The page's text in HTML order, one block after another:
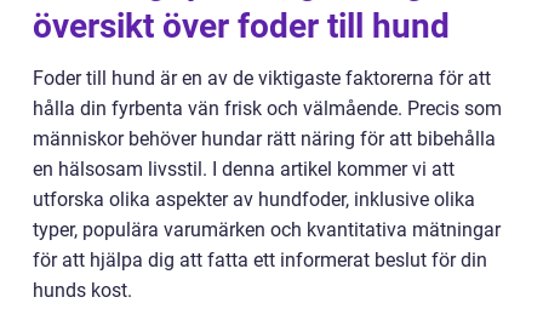
översikt över foder till hund
Foder till hund är en av de viktigaste faktorerna för att
hålla din fyrbenta vän frisk och välmående. Precis som
människor behöver hundar rätt näring för att bibehålla
en hälsosam livsstil. I denna artikel kommer vi att
utforska olika aspekter av hundfoder, inklusive olika
typer, populära varumärken och kvantitativa mätningar
för att hjälpa dig att fatta ett informerat beslut för din
hunds kost.